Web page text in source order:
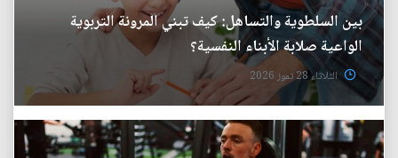
بين السلطوية والتساهل: كيف تبني المرونة التربوية
الواعية صلابة الأبناء النفسية؟
الثلاثاء 28 تموز 2026